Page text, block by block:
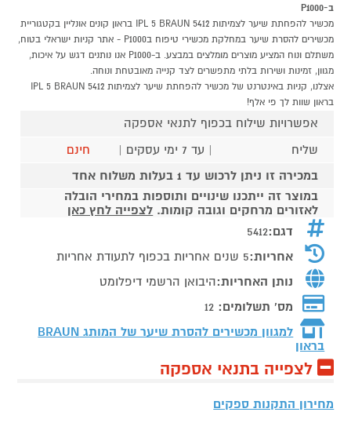
ב-P1000
מכשיר להפחתת שיער לצמיתות IPL 5 BRAUN 5412 בראון קונים אונליין בקטגוריית
מכשירים להסרת שיער במחלקת מכשירי טיפוח בP1000 - אתר קניות ישראלי בטוח,
משתלם ונוח המציע מוצרים מומלצים במבצע. ב-P1000 אנו נותנים דגש על איכות,
מגוון, זמינות ושירות בלתי מתפשרים לצד קנייה מאובטחת ונוחה.
אצלנו, קניות באינטרנט של מכשיר להפחתת שיער לצמיתות IPL 5 BRAUN 5412
בראון שוות לך פי אלף!
אפשרויות שילוח בכפוף לתנאי אספקה
שליח
| עד 7 ימי עסקים |
חינם
במכירה זו ניתן לרכוש עד 1 בעלות משלוח אחד
במוצר זה ייתכנו שינויים ותוספות במחירי הובלה
לאזורים מרחקים וגובה קומות. לצפייה לחץ כאן
דגם:5412
אחריות:5 שנים אחריות בכפוף לתעודת אחריות
נותן האחריות:היבואן הרשמי דיפלומט
מס' תשלומים: 12
למגוון מכשירים להסרת שיער של המותג BRAUN
בראון
לצפייה בתנאי אספקה
מחירון התקנות ספקים